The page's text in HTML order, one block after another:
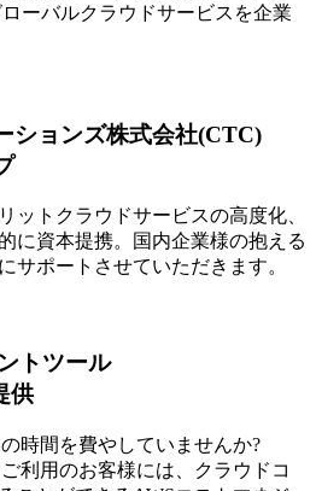
ーバルクラウドサービスを企業
ションズ株式会社(CTC)
ットクラウドサービスの高度化、
に資本提携。国内企業様の抱える
サポートさせていただきます。
トツール
供
時間を費やしていませんか?
利⽤のお客様には、クラウドコ